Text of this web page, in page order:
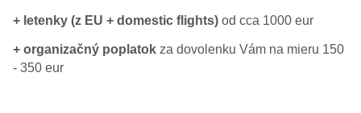
+ letenky (z EU + domestic flights)od cca 1000 eur
+ organizačný poplatok za dovolenku Vám na mieru 150
- 350 eur